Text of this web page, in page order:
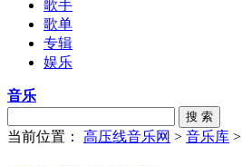
歌手
歌单
专辑
娱乐
音乐
搜 索
当前位置： 高压线音乐网 > 音乐库 >